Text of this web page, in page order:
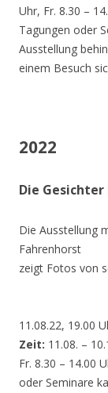
Uhr, Fr. 8.30 –
Tagungen oder
Ausstellung
einem Besuch
2022
Die Gesichter
Die Ausstellung
Fahrenhorst
zeigt Fotos von
11.08.22, 19.00
Zeit: 11.08. –
Fr. 8.30 – 14.00
oder Seminare